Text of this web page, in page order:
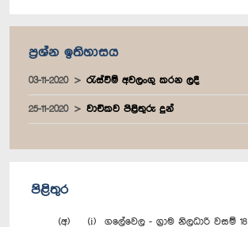
ප්‍රශ්න ඉතිහාසය
03-11-2020 රැස්වීම් අවලංගු කරන ලදී
25-11-2020 වාචිකව පිළිතුරු දුන්
පිළිතුර
(අ) (i) ගලේවෙල - ග්‍රාම නිලධාරි වසම් 18